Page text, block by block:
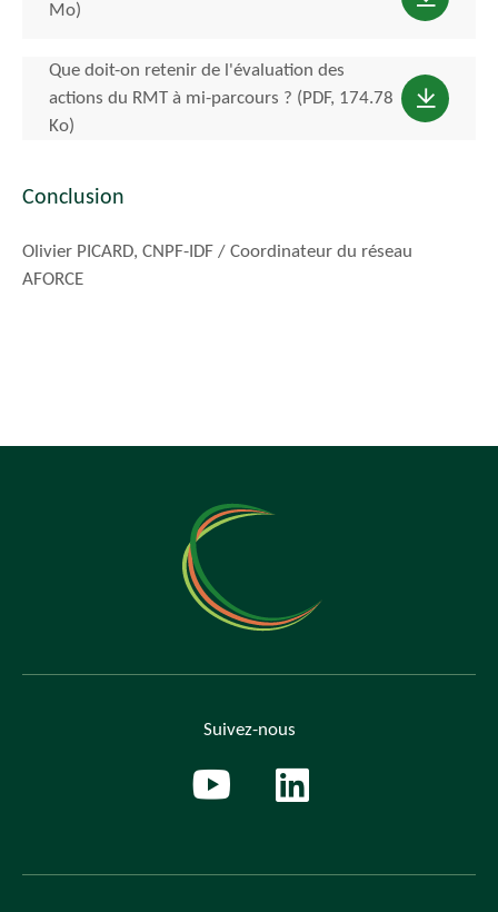
Mo)
Que doit-on retenir de l'évaluation des
actions du RMT à mi-parcours ? (PDF, 174.78
Ko)
Conclusion
Olivier PICARD, CNPF-IDF / Coordinateur du réseau
AFORCE
Suivez-nous